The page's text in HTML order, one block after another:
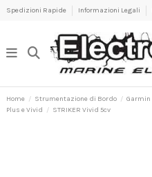
Spedizioni Rapide Informazioni Legali
Home Strumentazione di Bordo Garmin
Plus e Vivid
STRIKER Vivid 5cv